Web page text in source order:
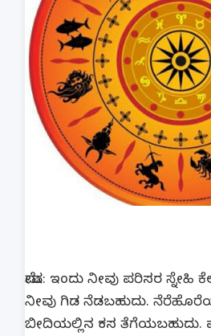
ಮೇಷ: ಇಂದು ನೀವು ಪರಿಸರ ಸ್ನೇಹಿ
ನೀವು ಗಿಡ ನೆಡಬಹುದು.
ಬೀದಿಯಲ್ಲಿನ ಕಸ ತೆಗೆಯಬಹುದು.